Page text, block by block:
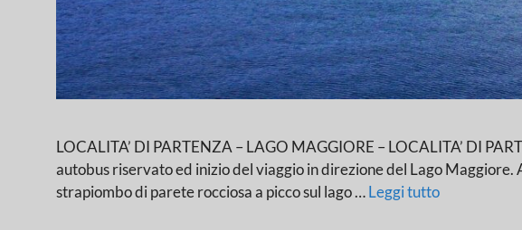
LOCALITA’ DI PARTENZA – LAGO MAGGIORE – LOCALITA’ DI
autobus riservato ed inizio del viaggio in direzione del Lago
strapiombo di parete rocciosa a picco sul lago …Leggi tutto